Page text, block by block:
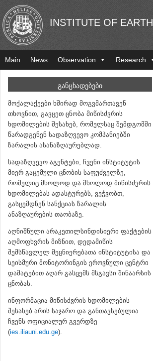
INSTITUTE OF
Main News Observation Research
ᲒᲐᲜᲪᲮᲐᲓᲔᲑᲔᲑᲘ
მოქალაქეები ხშირად მოგვმართავენ
თხოვნით, გავცეთ ცნობა მიწისძვრის
ხდომილების შესახებ, რომელსაც შემდგომში
წარადგენენ სადაზღვევო კომპანიებში
ზარალის ასანაზღაურებლად.
სადაზღვევო აგენტები, ჩვენი ინსტიტუტის
მიერ გაცემული ცნობის საფუძველზე,
რომელიც მხოლოდ და მხოლოდ მიწისძვრის
ხდომილებას ადასტურებს, ვეჭვობთ,
გასცემდნენ სანქციას ზარალის
ანაზღაურების თაობაზე.
აღნიშნული არაკეთილსინდისიერი ფაქტების
აღმოფხვრის მიზნით, დედამიწის
შემსწავლელ მეცნიერებათა ინსტიტუტისა და
სეისმური მონიტორინგის ეროვნული ცენტრი
დამატებით აღარ გასცემს მსგავსი შინაარსის
ცნობას.
ინფორმაცია მიწისძვრის ხდომილების
შესახებ არის საჯარო და განთავსებულია
ჩვენს ოფიციალურ გვერდზე
(ies.iliauni.edu.ge).